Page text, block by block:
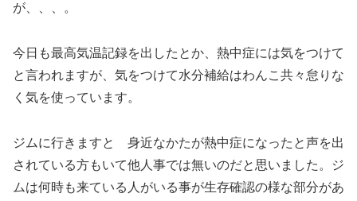
が、、、。
今日も最高気温記録を出したとか、熱中症には気をつけて
と言われますが、気をつけて水分補給はわんこ共々怠りな
く気を使っています。
ジムに行きますと 身近なかたが熱中症になったと声を出
されている方もいて他人事では無いのだと思いました。ジ
ムは何時も来ている人がいる事が生存確認の様な部分があ